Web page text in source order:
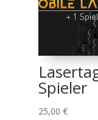
Spieler
25,00 €